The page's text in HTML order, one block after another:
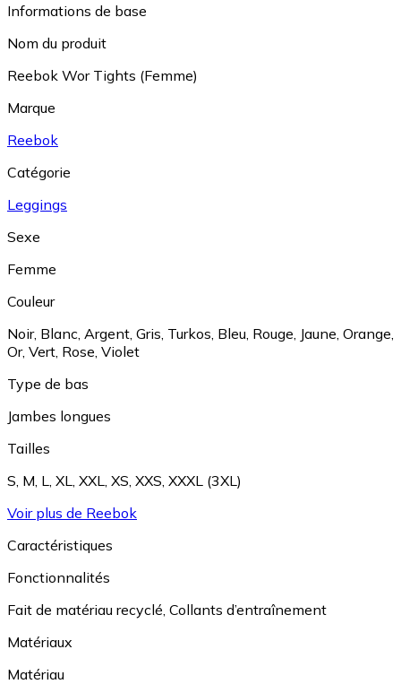
Informations de base
Nom du produit
Reebok Wor Tights (Femme)
Marque
Reebok
Catégorie
Leggings
Sexe
Femme
Couleur
Noir, Blanc Argent Gris Turkos Bleu Rouge Jaune Orange
Or, Vert Rose Violet
Type de bas
Jambes longues
Tailles
S M L XL XXL XS XXS XXXL (3XL)
Voir plus de Reebok
Caractéristiques
Fonctionnalités
Fait de matériau recyclé Collants d’entraînement
Matériaux
Matériau